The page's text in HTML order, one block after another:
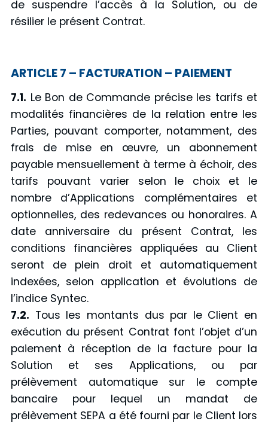
de suspendre l’accès à la Solution, ou de
résilier le présent Contrat.
ARTICLE 7 – FACTURATION – PAIEMENT
7.1. Le Bon de Commande précise les tarifs et
modalités financières de la relation entre les
Parties, pouvant comporter, notamment, des
frais de mise en œuvre, un abonnement
payable mensuellement à terme à échoir, des
tarifs pouvant varier selon le choix et le
nombre d’Applications complémentaires et
optionnelles, des redevances ou honoraires. A
date anniversaire du présent Contrat, les
conditions financières appliquées au Client
seront de plein droit et automatiquement
indexées, selon application et évolutions de
l’indice Syntec.
7.2. Tous les montants dus par le Client en
exécution du présent Contrat font l’objet d’un
paiement à réception de la facture pour la
Solution et ses Applications, ou par
prélèvement automatique sur le compte
bancaire pour lequel un mandat de
prélèvement SEPA a été fourni par le Client lors